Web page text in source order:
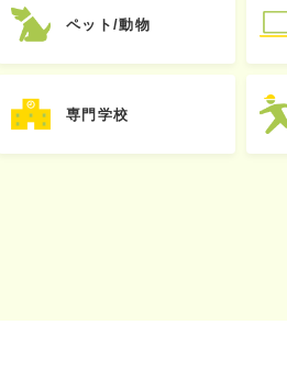
ペット/動物
専門学校